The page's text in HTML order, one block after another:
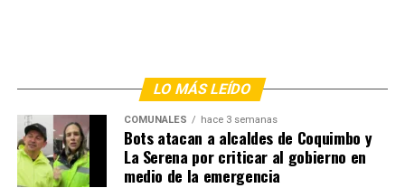
LO MÁS LEÍDO
COMUNALES hace 3 semanas
Bots atacan a alcaldes de Coquimbo y
La Serena por criticar al gobierno en
medio de la emergencia